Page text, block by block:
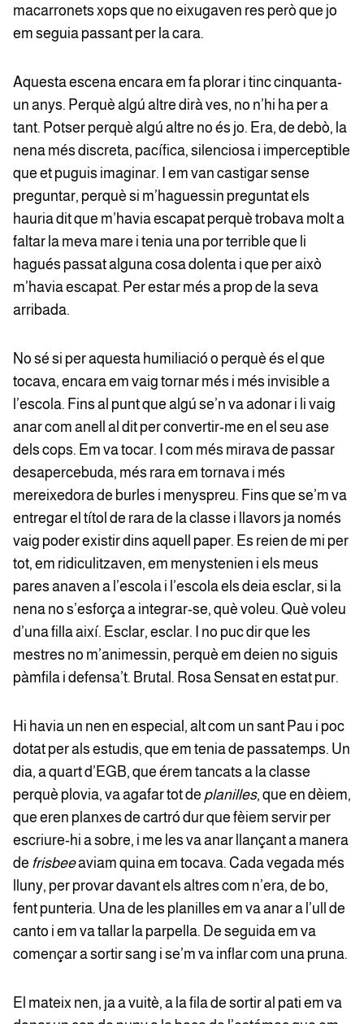
macarronets xops que no eixugaven res però que jo
em seguia passant per la cara.
Aquesta escena encara em fa plorar i tinc cinquanta-
un anys. Perquè algú altre dirà ves, no n’hi ha per a
tant. Potser perquè algú altre no és jo. Era, de debò, la
nena més discreta, pacífica, silenciosa i imperceptible
que et puguis imaginar. I em van castigar sense
preguntar, perquè si m’haguessin preguntat els
hauria dit que m’havia escapat perquè trobava molt a
faltar la meva mare i tenia una por terrible que li
hagués passat alguna cosa dolenta i que per això
m’havia escapat. Per estar més a prop de la seva
arribada.
No sé si per aquesta humiliació o perquè és el que
tocava, encara em vaig tornar més i més invisible a
l’escola. Fins al punt que algú se’n va adonar i li vaig
anar com anell al dit per convertir-me en el seu ase
dels cops. Em va tocar. I com més mirava de passar
desapercebuda, més rara em tornava i més
mereixedora de burles i menyspreu. Fins que se’m va
entregar el títol de rara de la classe i llavors ja només
vaig poder existir dins aquell paper. Es reien de mi per
tot, em ridiculitzaven, em menystenien i els meus
pares anaven a l’escola i l’escola els deia esclar, si la
nena no s’esforça a integrar-se, què voleu. Què voleu
d’una filla així. Esclar, esclar. I no puc dir que les
mestres no m’animessin, perquè em deien no siguis
pàmfila i defensa’t. Brutal. Rosa Sensat en estat pur.
Hi havia un nen en especial, alt com un sant Pau i poc
dotat per als estudis, que em tenia de passatemps. Un
dia, a quart d’EGB, que érem tancats a la classe
perquè plovia, va agafar tot de planilles, que en dèiem,
que eren planxes de cartró dur que fèiem servir per
escriure-hi a sobre, i me les va anar llançant a manera
de frisbeeaviam quina em tocava. Cada vegada més
lluny, per provar davant els altres com n’era, de bo,
fent punteria. Una de les planilles em va anar a l’ull de
canto i em va tallar la parpella. De seguida em va
començar a sortir sang i se’m va inflar com una pruna.
El mateix nen, ja a vuitè, a la fila de sortir al pati em va